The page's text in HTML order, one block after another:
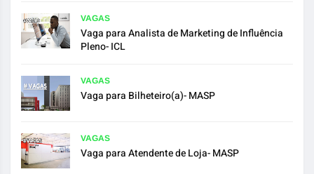
VAGAS
Vaga para Analista de Marketing de Influência
Pleno- ICL
VAGAS
Vaga para Bilheteiro(a)- MASP
VAGAS
Vaga para Atendente de Loja- MASP